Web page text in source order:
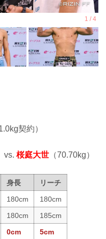
契約）
vs. 桜庭大世 （70.70kg）
身長
リーチ
180cm
180cm
180cm
185cm
0cm 5cm